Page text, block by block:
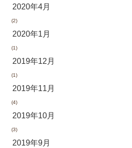
2020年4月
(2)
2020年1月
(1)
2019年12月
(1)
2019年11月
(4)
2019年10月
(3)
2019年9月